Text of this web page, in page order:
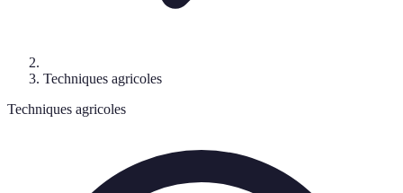
Techniques agricoles
Techniques agricoles